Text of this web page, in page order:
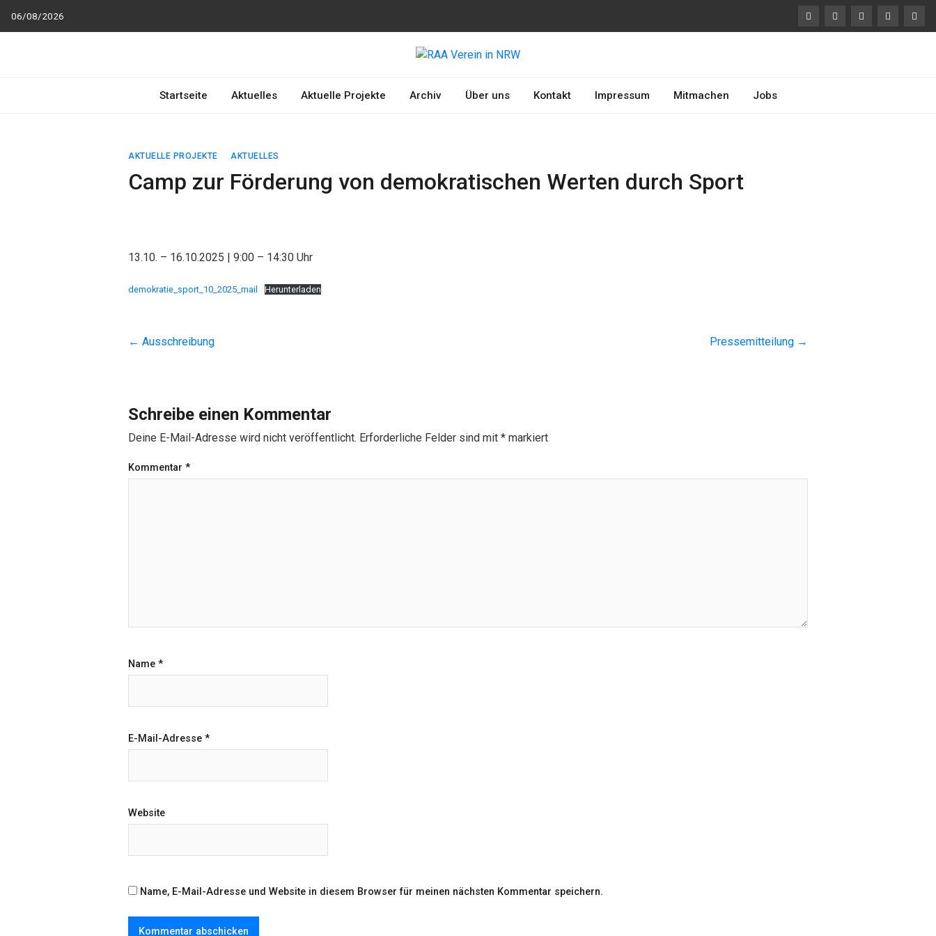
06/08/2026
RAA Verein in NRW
Startseite Aktuelles Aktuelle Projekte Archiv Über uns Kontakt Impressum Mitmachen Jobs
AKTUELLE PROJEKTE AKTUELLES
Camp zur Förderung von demokratischen Werten durch Sport
13.10. – 16.10.2025 | 9:00 – 14:30 Uhr
demokratie_sport_10_2025_mail Herunterladen
← Ausschreibung Pressemitteilung →
Schreibe einen Kommentar
Deine E-Mail-Adresse wird nicht veröffentlicht. Erforderliche Felder sind mit * markiert
Kommentar *
Name *
E-Mail-Adresse *
Website
Name, E-Mail-Adresse und Website in diesem Browser für meinen nächsten Kommentar speichern.